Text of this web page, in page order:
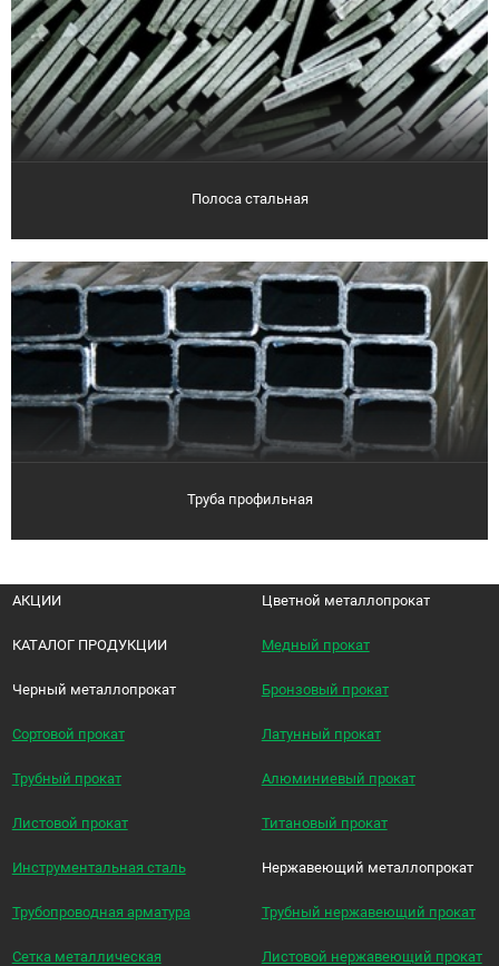
Полоса стальная
Труба профильная
АКЦИИ
КАТАЛОГ ПРОДУКЦИИ
Черный металлопрокат
Сортовой прокат
Трубный прокат
Листовой прокат
Инструментальная сталь
Трубопроводная арматура
Сетка металлическая
Цветной металлопрокат
Медный прокат
Бронзовый прокат
Латунный прокат
Алюминиевый прокат
Титановый прокат
Нержавеющий металлопрокат
Трубный нержавеющий прокат
Листовой нержавеющий прокат